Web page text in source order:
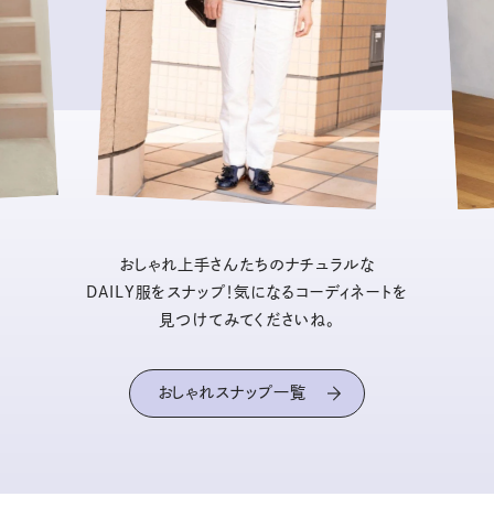
おしゃれ上手さんたちのナチュラルな
DAILY服をスナップ！気になるコーディネートを
見つけてみてくださいね。
おしゃれスナップ一覧